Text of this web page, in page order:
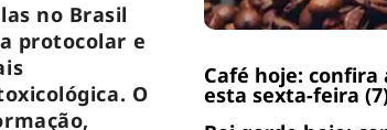
Café hoje: confira
esta sexta-feira
no Brasil
protocolar e
O